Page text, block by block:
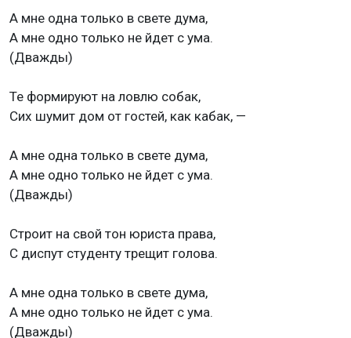
А мне одна только в свете дума,
А мне одно только не йдет с ума.
(Дважды)
Те формируют на ловлю собак,
Сих шумит дом от гостей, как кабак, —
А мне одна только в свете дума,
А мне одно только не йдет с ума.
(Дважды)
Строит на свой тон юриста права,
С диспут студенту трещит голова.
А мне одна только в свете дума,
А мне одно только не йдет с ума.
(Дважды)